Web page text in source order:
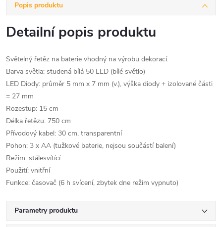
Popis produktu
Detailní popis produktu
Světelný řetěz na baterie vhodný na výrobu dekorací.
Barva světla: studená bílá 50 LED (bílé světlo)
LED Diody: průměr 5 mm x 7 mm (v.), výška diody + izolované části
= 27 mm
Rozestup: 15 cm
Délka řetězu: 750 cm
Přívodový kabel: 30 cm, transparentní
Pohon: 3 x AA (tužkové baterie, nejsou součástí balení)
Režim: stálesvítící
Použití: vnitřní
Funkce: časovač (6 h svícení, zbytek dne režim vypnuto)
Parametry produktu